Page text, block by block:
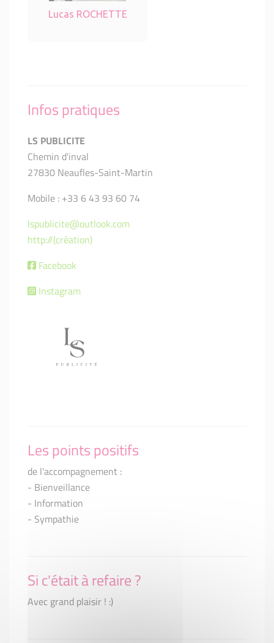
Lucas ROCHETTE
Infos pratiques
LS PUBLICITE
Chemin d'inval
27830 Neaufles-Saint-Martin
Mobile : +33 6 43 93 60 74
lspublicite@outlook.com
http://(création)
Facebook
Instagram
Les points positifs
de l'accompagnement :
- Bienveillance
- Information
- Sympathie
Si c'était à refaire ?
Avec grand plaisir ! :)